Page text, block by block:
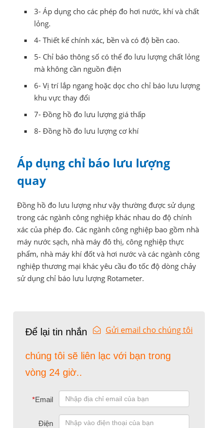
3- Áp dụng cho các phép đo hơi nước, khí và chất
lỏng.
4- Thiết kế chính xác, bền và có độ bền cao.
5- Chỉ báo thông số có thể đo lưu lượng chất lỏng
mà không cần nguồn điện
6- Vị trí lắp ngang hoặc dọc cho chỉ báo lưu lượng
khu vực thay đổi
7- Đồng hồ đo lưu lượng giá thấp
8- Đồng hồ đo lưu lượng cơ khí
Áp dụng chỉ báo lưu lượng
quay
Đồng hồ đo lưu lượng như vậy thường được sử dụng
trong các ngành công nghiệp khác nhau do độ chính
xác của phép đo. Các ngành công nghiệp bao gồm nhà
máy nước sạch, nhà máy đô thị, công nghiệp thực
phẩm, nhà máy khí đốt và hơi nước và các ngành công
nghiệp thương mại khác yêu cầu đo tốc độ dòng chảy
sử dụng chỉ báo lưu lượng Rotameter.
Để lại tin nhắn Gửi email cho chúng tôi
chúng tôi sẽ liên lạc với bạn trong
vòng 24 giờ..
*Email
Điện